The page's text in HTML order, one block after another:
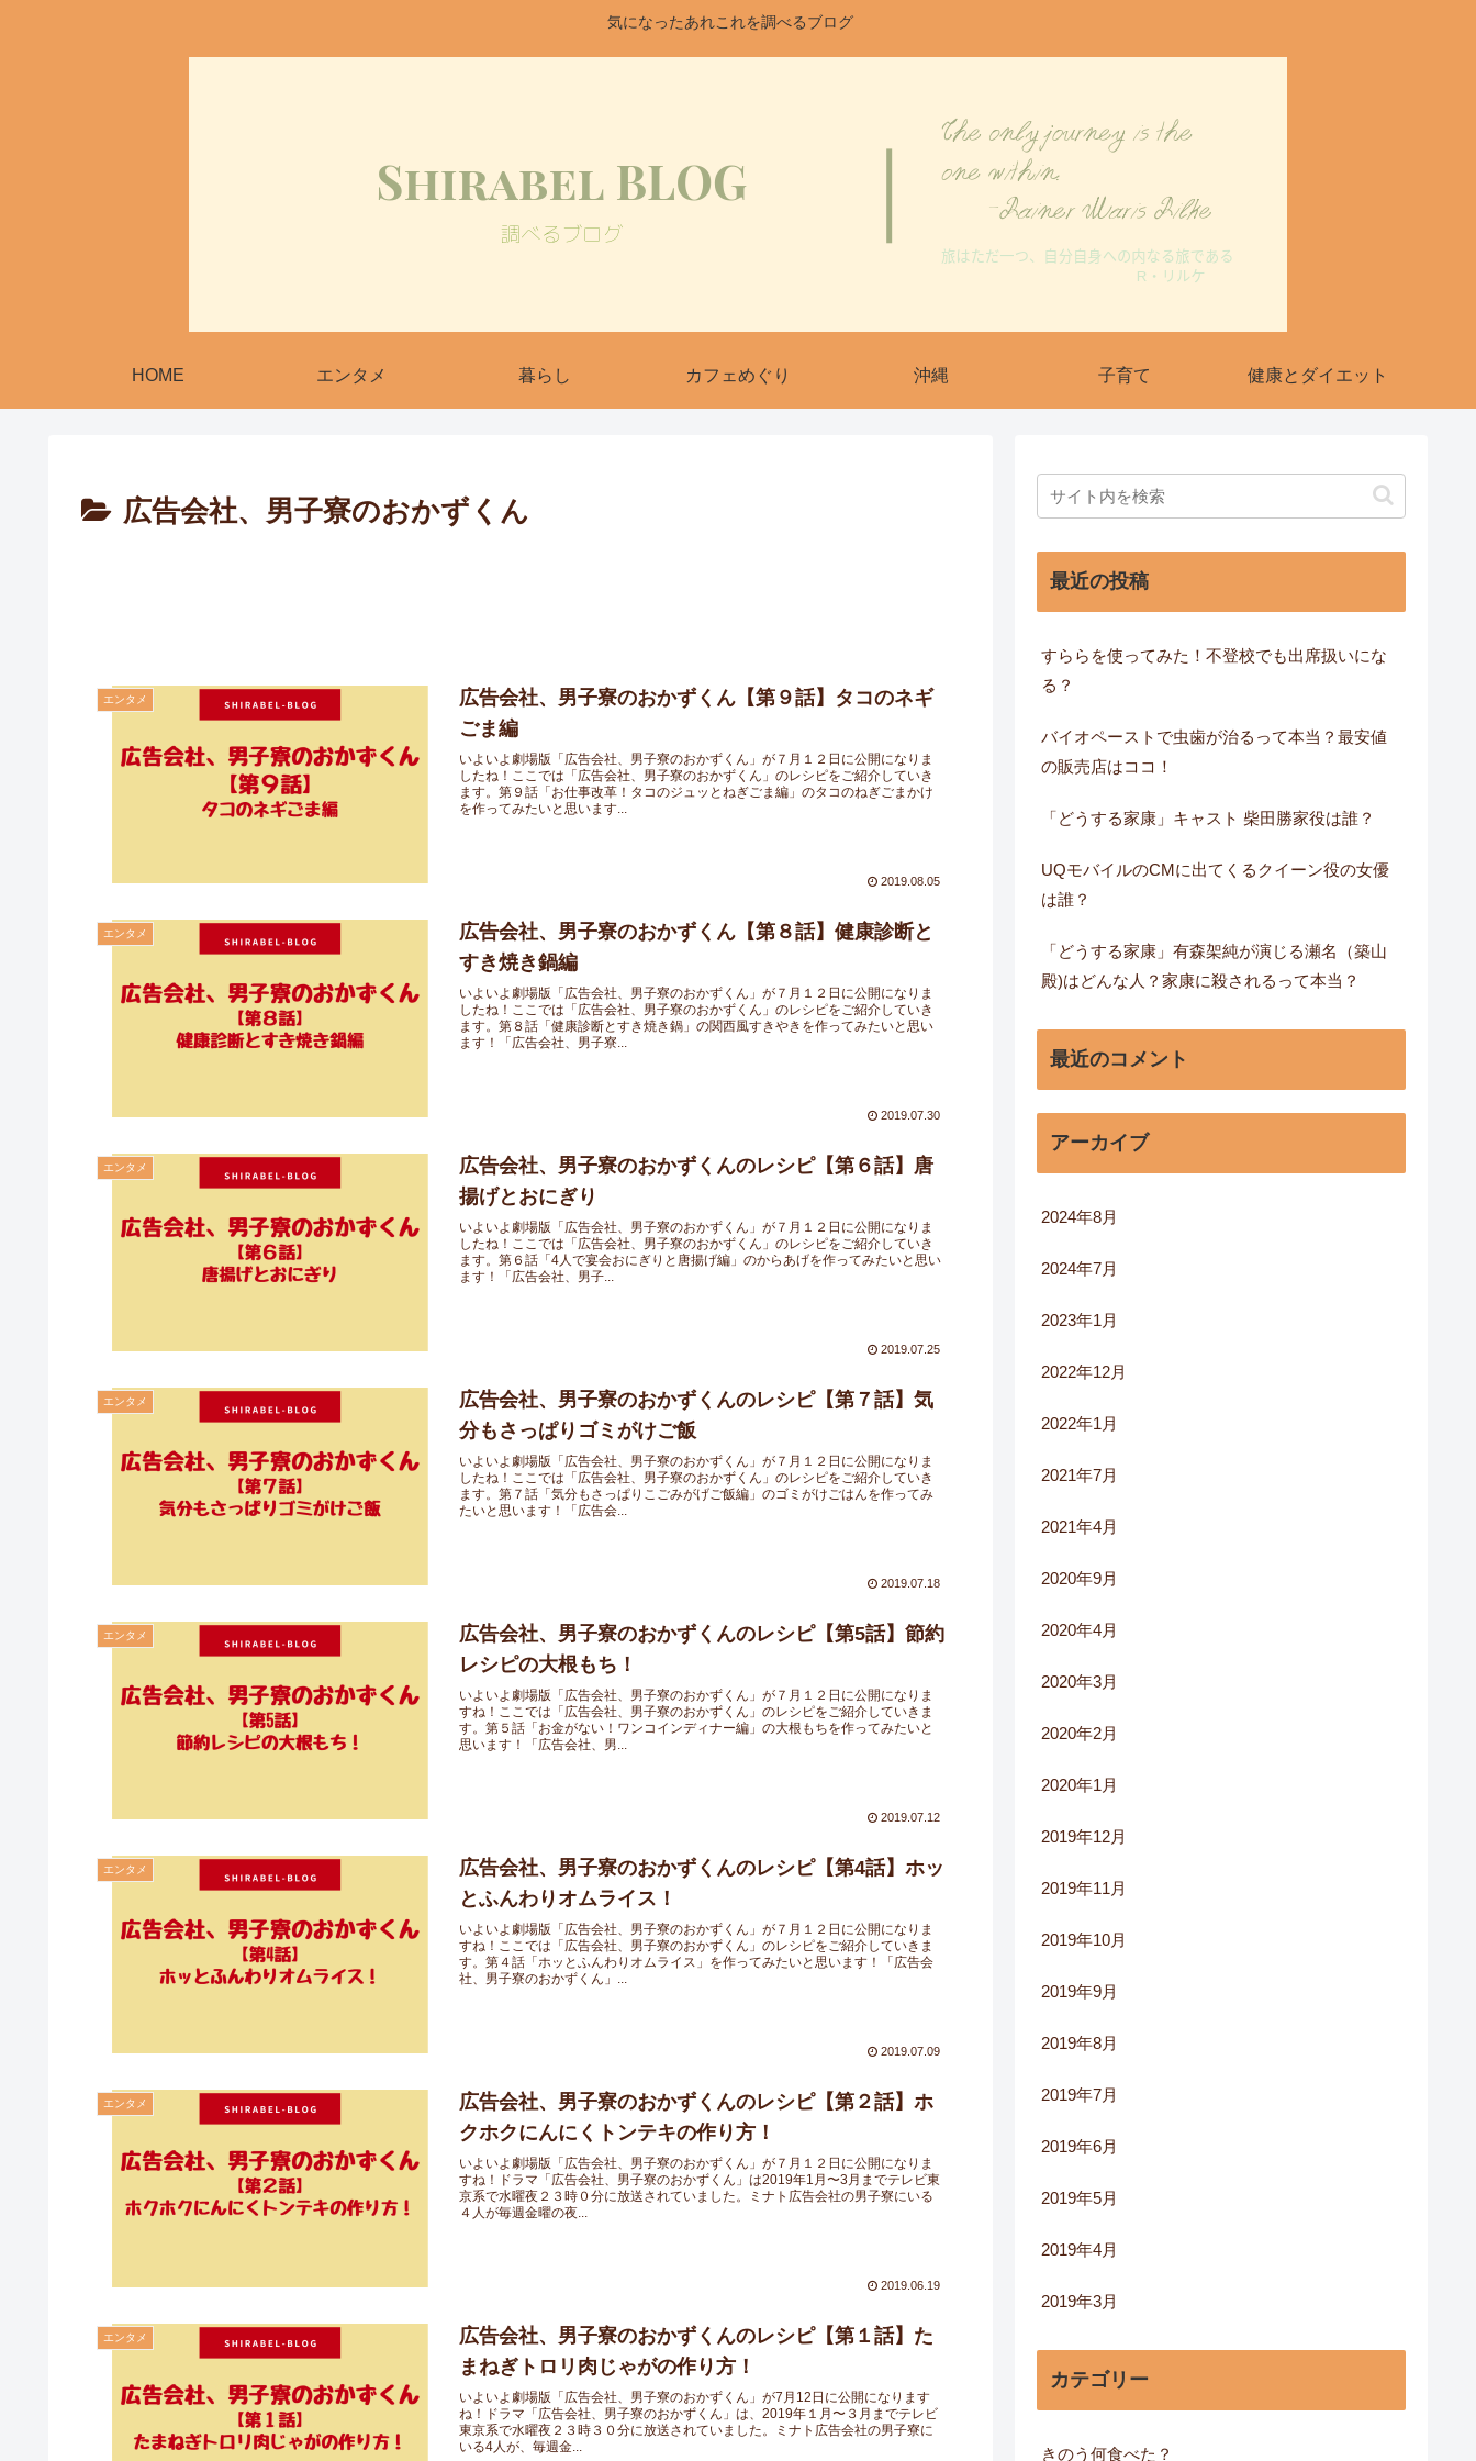
気になったあれこれを調べるブログ
HOME エンタメ 暮らし カフェめぐり 沖縄 子育て 健康とダイエット
広告会社、男子寮のおかずくん
エンタメ
広告会社、男子寮のおかずくん【第９話】タコのネギ
ごま編
いよいよ劇場版「広告会社、男子寮のおかずくん」が７月１２日に公開になりま
したね！ここでは「広告会社、男子寮のおかずくん」のレシピをご紹介していき
ます。第９話「お仕事改革！タコのジュッとねぎごま編」のタコのねぎごまかけ
を作ってみたいと思います...
2019.08.05
エンタメ
広告会社、男子寮のおかずくん【第８話】健康診断と
すき焼き鍋編
いよいよ劇場版「広告会社、男子寮のおかずくん」が７月１２日に公開になりま
したね！ここでは「広告会社、男子寮のおかずくん」のレシピをご紹介していき
ます。第８話「健康診断とすき焼き鍋」の関西風すきやきを作ってみたいと思い
ます！「広告会社、男子寮...
2019.07.30
エンタメ
広告会社、男子寮のおかずくんのレシピ【第６話】唐
揚げとおにぎり
いよいよ劇場版「広告会社、男子寮のおかずくん」が７月１２日に公開になりま
したね！ここでは「広告会社、男子寮のおかずくん」のレシピをご紹介していき
ます。第６話「4人で宴会おにぎりと唐揚げ編」のからあげを作ってみたいと思い
ます！「広告会社、男子...
2019.07.25
エンタメ
広告会社、男子寮のおかずくんのレシピ【第７話】気
分もさっぱりゴミがけご飯
いよいよ劇場版「広告会社、男子寮のおかずくん」が７月１２日に公開になりま
したね！ここでは「広告会社、男子寮のおかずくん」のレシピをご紹介していき
ます。第７話「気分もさっぱりこごみがげご飯編」のゴミがけごはんを作ってみ
たいと思います！「広告会...
2019.07.18
エンタメ
広告会社、男子寮のおかずくんのレシピ【第5話】節約
レシピの大根もち！
いよいよ劇場版「広告会社、男子寮のおかずくん」が７月１２日に公開になりま
すね！ここでは「広告会社、男子寮のおかずくん」のレシピをご紹介していきま
す。第５話「お金がない！ワンコインディナー編」の大根もちを作ってみたいと
思います！「広告会社、男...
2019.07.12
エンタメ
広告会社、男子寮のおかずくんのレシピ【第4話】ホッ
とふんわりオムライス！
いよいよ劇場版「広告会社、男子寮のおかずくん」が７月１２日に公開になりま
すね！ここでは「広告会社、男子寮のおかずくん」のレシピをご紹介していきま
す。第４話「ホッとふんわりオムライス」を作ってみたいと思います！「広告会
社、男子寮のおかずくん」...
2019.07.09
エンタメ
広告会社、男子寮のおかずくんのレシピ【第２話】ホ
クホクにんにくトンテキの作り方！
いよいよ劇場版「広告会社、男子寮のおかずくん」が７月１２日に公開になりま
すね！ドラマ「広告会社、男子寮のおかずくん」は2019年1月〜3月までテレビ東
京系で水曜夜２３時０分に放送されていました。ミナト広告会社の男子寮にいる
４人が毎週金曜の夜...
2019.06.19
エンタメ
広告会社、男子寮のおかずくんのレシピ【第１話】た
まねぎトロリ肉じゃがの作り方！
いよいよ劇場版「広告会社、男子寮のおかずくん」が7月12日に公開になります
ね！ドラマ「広告会社、男子寮のおかずくん」は、2019年１月〜３月までテレビ
東京系で水曜夜２３時３０分に放送されていました。ミナト広告会社の男子寮に
いる4人が、毎週金...
最近の投稿
すららを使ってみた！不登校でも出席扱いにな
る？
バイオペーストで虫歯が治るって本当？最安値
の販売店はココ！
「どうする家康」キャスト 柴田勝家役は誰？
UQモバイルのCMに出てくるクイーン役の女優
は誰？
「どうする家康」有森架純が演じる瀬名（築山
殿)はどんな人？家康に殺されるって本当？
最近のコメント
アーカイブ
2024年8月
2024年7月
2023年1月
2022年12月
2022年1月
2021年7月
2021年4月
2020年9月
2020年4月
2020年3月
2020年2月
2020年1月
2019年12月
2019年11月
2019年10月
2019年9月
2019年8月
2019年7月
2019年6月
2019年5月
2019年4月
2019年3月
カテゴリー
きのう何食べた？